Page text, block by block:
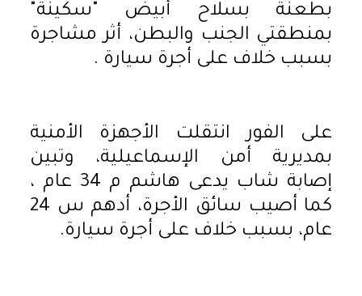
بطعنة بسلاح أبيض "سكينة"
بمنطقتي الجنب والبطن، أثر مشاجرة
بسبب خلاف على أجرة سيارة .
على الفور انتقلت الأجهزة الأمنية
بمديرية أمن الإسماعيلية، وتبين
إصابة شاب يدعى هاشم م 34 عام ،
كما أصيب سائق الأجرة، أدهم س 24
عام، بسبب خلاف على أجرة سيارة.